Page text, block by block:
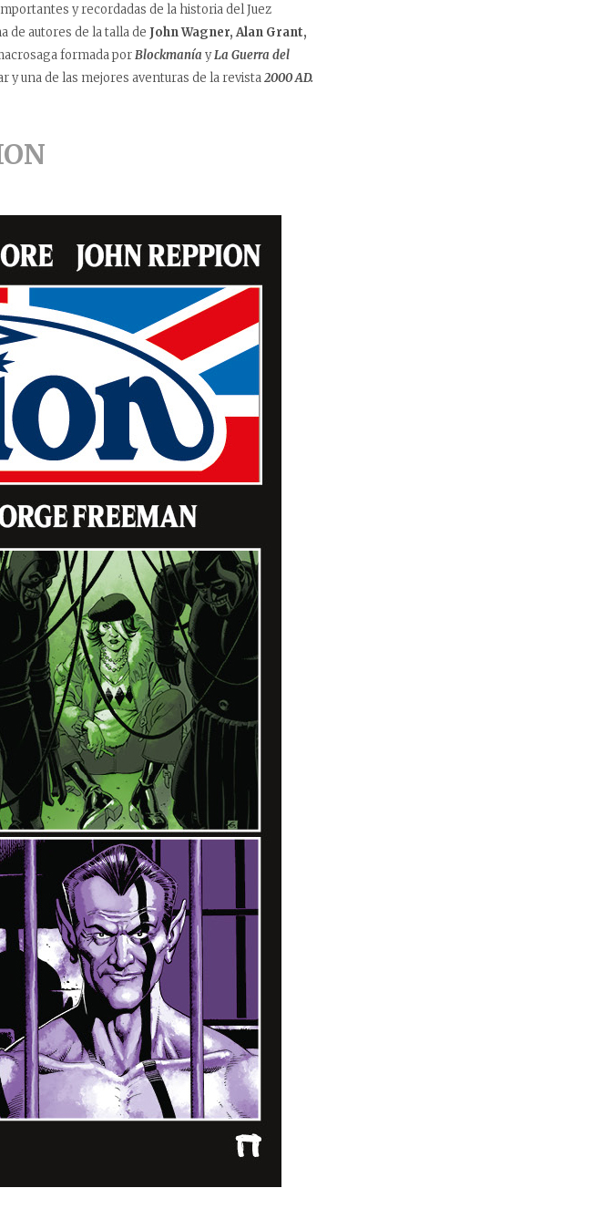
y recordadas de la historia del Juez
de autores de la talla de John Wagner, Alan Grant,
formada porBlockmanía yLa Guerra del
y una de las mejores aventuras de la revista2000 AD.